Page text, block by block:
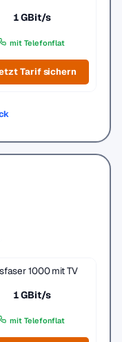
1 GBit/s
mit Telefonflat
Tarif sichern
1000 mit TV
1 GBit/s
mit Telefonflat